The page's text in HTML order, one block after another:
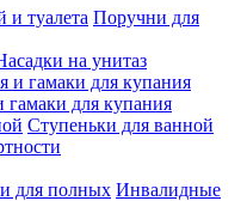
Поручни для
на унитаз
для купания
Ступеньки для ванной
Инвалидные